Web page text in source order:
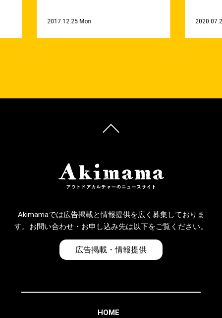
2017.12.25 Mon
Akimamaでは広告掲載と情報提供を広く募集しておりま
す。お問い合わせ・お申し込み先は以下をご覧ください。
広告掲載・情報提供
HOME